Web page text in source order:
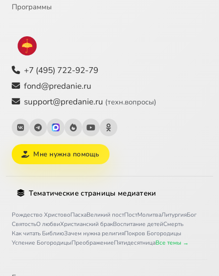
Программы
+7 (495) 722-92-79
fond@predanie.ru
support@predanie.ru (техн.вопросы)
Мне нужна помощь
Тематические страницы медиатеки
Рождество ХристовоПасхаВеликий постПостМолитваЛитургияБог
СвятостьО любвиХристианский бракВоспитание детейСмерть
Как читать БиблиюЗачем нужна религияПокров Богородицы
Успение БогородицыПреображениеПятидесятницаВсе темы →